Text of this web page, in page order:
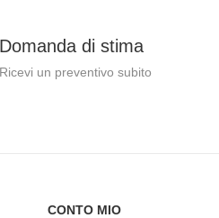
Domanda di stima
Ricevi un preventivo subito
CONTO MIO